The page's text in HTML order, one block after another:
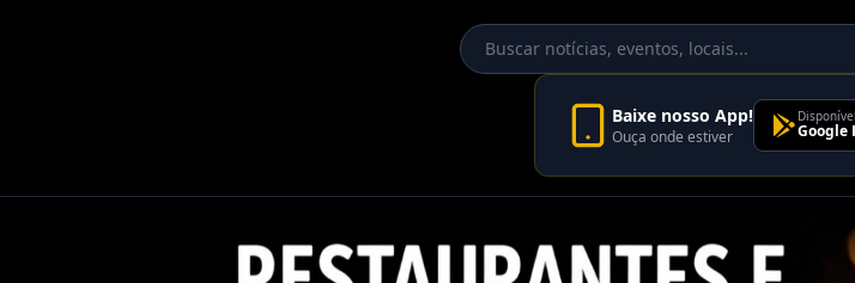
Baixe nosso App!
Ouça onde estiver Google